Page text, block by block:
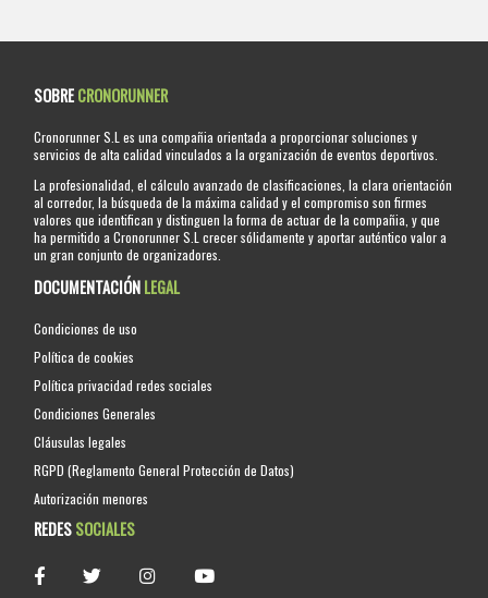
SOBRECRONORUNNER
Cronorunner S.L es una compañia orientada a proporcionar soluciones y
servicios de alta calidad vinculados a la organización de eventos deportivos.
La profesionalidad, el cálculo avanzado de clasificaciones, la clara orientación
al corredor, la búsqueda de la máxima calidad y el compromiso son firmes
valores que identifican y distinguen la forma de actuar de la compañia, y que
ha permitido a Cronorunner S.L crecer sólidamente y aportar auténtico valor a
un gran conjunto de organizadores.
DOCUMENTACIÓNLEGAL
Condiciones de uso
Política de cookies
Política privacidad redes sociales
Condiciones Generales
Cláusulas legales
RGPD (Reglamento General Protección de Datos)
Autorización menores
REDESSOCIALES